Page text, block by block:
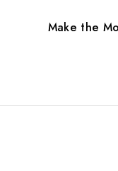
Make the